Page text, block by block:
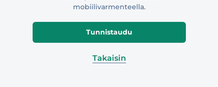
mobiilivarmenteella.
Tunnistaudu
Takaisin